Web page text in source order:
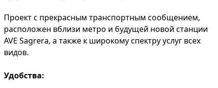
Проект с прекрасным транспортным сообщением,
расположен вблизи метро и будущей новой станции
AVE Sagrera, а также к широкому спектру услуг всех
видов.
Удобства: